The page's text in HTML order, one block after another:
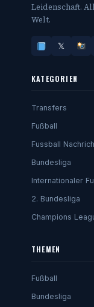
Leidenschaft.
Welt.
𝕏
KATEGORIEN
Transfers
Fußball
Fussball
Bundesliga
Internationaler
2. Bundesliga
Champions
THEMEN
Fußball
Bundesliga